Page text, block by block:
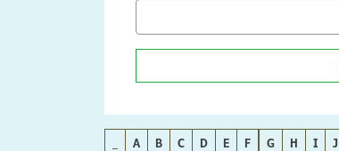
A B C D E F G H I J